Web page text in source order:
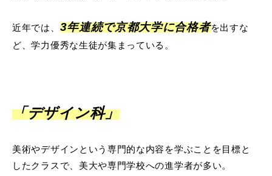
近年では、 3年連続で京都大学に合格者を出すな
ど、学力優秀な生徒が集まっている。
「デザイン科」
美術やデザインという専門的な内容を学ぶことを目標と
したクラスで、美大や専門学校への進学者が多い。